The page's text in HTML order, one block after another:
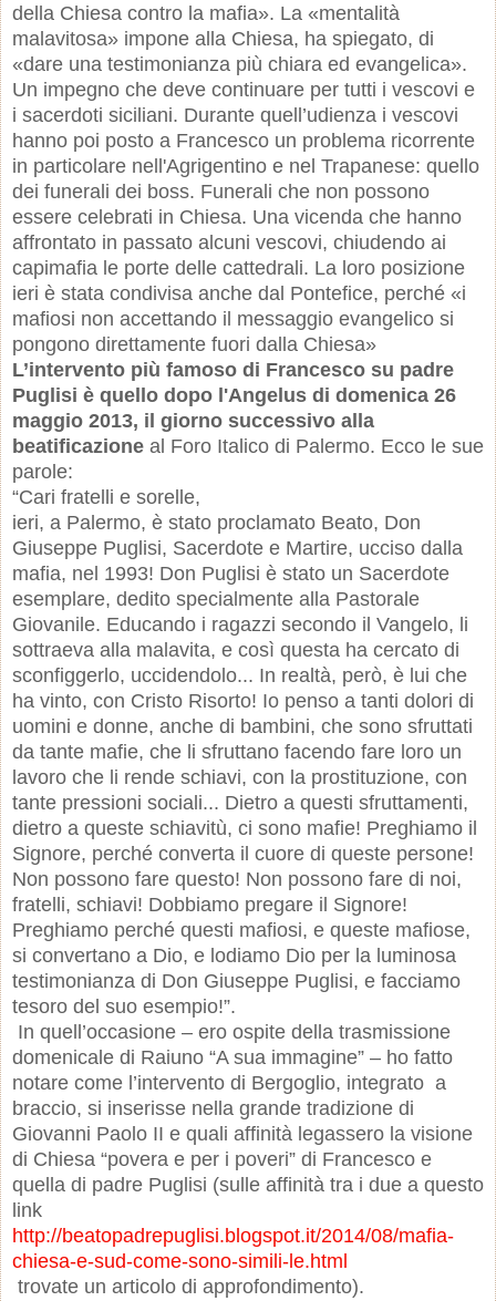
della Chiesa contro la mafia». La «mentalità
malavitosa» impone alla Chiesa, ha spiegato, di
«dare una testimonianza più chiara ed evangelica».
Un impegno che deve continuare per tutti i vescovi e
i sacerdoti siciliani. Durante quell’udienza i vescovi
hanno poi posto a Francesco un problema ricorrente
in particolare nell'Agrigentino e nel Trapanese: quello
dei funerali dei boss. Funerali che non possono
essere celebrati in Chiesa. Una vicenda che hanno
affrontato in passato alcuni vescovi, chiudendo ai
capimafia le porte delle cattedrali. La loro posizione
ieri è stata condivisa anche dal Pontefice, perché «i
mafiosi non accettando il messaggio evangelico si
pongono direttamente fuori dalla Chiesa»
L’intervento più famoso di Francesco su padre
Puglisi è quello dopo l'Angelus di domenica 26
maggio 2013, il giorno successivo alla
beatificazione al Foro Italico di Palermo. Ecco le sue
parole:
“Cari fratelli e sorelle,
ieri, a Palermo, è stato proclamato Beato, Don
Giuseppe Puglisi, Sacerdote e Martire, ucciso dalla
mafia, nel 1993! Don Puglisi è stato un Sacerdote
esemplare, dedito specialmente alla Pastorale
Giovanile. Educando i ragazzi secondo il Vangelo, li
sottraeva alla malavita, e così questa ha cercato di
sconfiggerlo, uccidendolo... In realtà, però, è lui che
ha vinto, con Cristo Risorto! Io penso a tanti dolori di
uomini e donne, anche di bambini, che sono sfruttati
da tante mafie, che li sfruttano facendo fare loro un
lavoro che li rende schiavi, con la prostituzione, con
tante pressioni sociali... Dietro a questi sfruttamenti,
dietro a queste schiavitù, ci sono mafie! Preghiamo il
Signore, perché converta il cuore di queste persone!
Non possono fare questo! Non possono fare di noi,
fratelli, schiavi! Dobbiamo pregare il Signore!
Preghiamo perché questi mafiosi, e queste mafiose,
si convertano a Dio, e lodiamo Dio per la luminosa
testimonianza di Don Giuseppe Puglisi, e facciamo
tesoro del suo esempio!”.
In quell’occasione – ero ospite della trasmissione
domenicale di Raiuno “A sua immagine” – ho fatto
notare come l’intervento di Bergoglio, integrato a
braccio, si inserisse nella grande tradizione di
Giovanni Paolo II e quali affinità legassero la visione
di Chiesa “povera e per i poveri” di Francesco e
quella di padre Puglisi (sulle affinità tra i due a questo
link
http://beatopadrepuglisi.blogspot.it/2014/08/mafia-
chiesa-e-sud-come-sono-simili-le.html
trovate un articolo di approfondimento).